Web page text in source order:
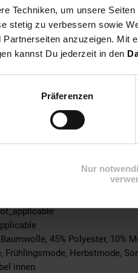
Techniken, um unsere
stetig zu verbessern sowie
anzuzeigen. Mit
kannst Du jederzeit in den
Präferenzen
Nur
not_applicable
Polyester, 10% Modal
100% not_applicable
not_applicable
not_applicable
100% not_applicable
100% not_applicable
100% not_applicable
45% Polyester, 10%
Frühlingsmode, Herbstmode,
innen